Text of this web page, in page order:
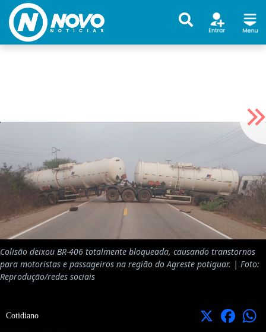
Colisão deixou BR-406 totalmente bloqueada, causando transtornos
para motoristas e passageiros na região do Agreste potiguar. | Foto:
Reprodução/redes sociais
Cotidiano X Facebook